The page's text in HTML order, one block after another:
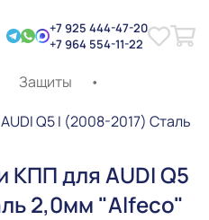
+7 925 444-47-20
+7 964 554-11-22
Защиты
•
Q5 I (2008-2017) Сталь
КПП для AUDI Q5
2,0мм "Alfeco"